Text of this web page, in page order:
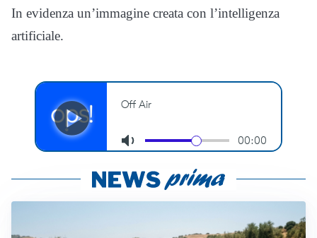
In evidenza un’immagine creata con l’intelligenza
artificiale.